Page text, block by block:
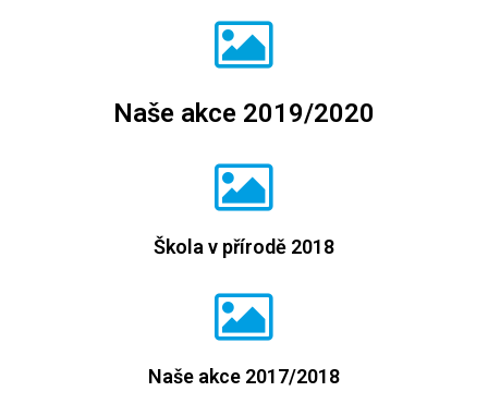
Naše akce 2019/2020
Škola v přírodě 2018
Naše akce 2017/2018